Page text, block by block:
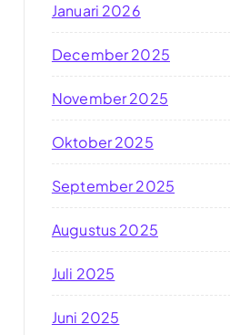
Januari 2026
December 2025
November 2025
Oktober 2025
September 2025
Augustus 2025
Juli 2025
Juni 2025